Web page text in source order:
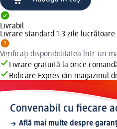
Livrabil
Livrare standard 1-3 zile lucrătoare
Verificați disponibilitatea într-un
Livrare gratuită la orice
Ridicare Expres din magazinul
Convenabil cu fiecare
Află mai multe despre